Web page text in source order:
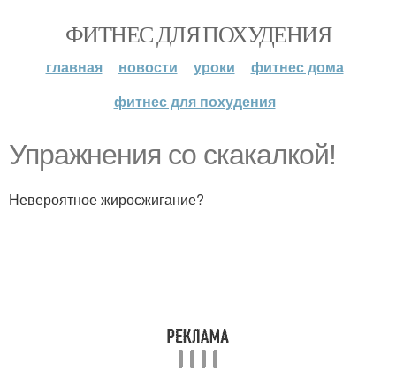
ФИТНЕС ДЛЯ ПОХУДЕНИЯ
главная новости уроки
фитнес дома
фитнес для похудения
Упражнения со скакалкой!
Невероятное жиросжигание?